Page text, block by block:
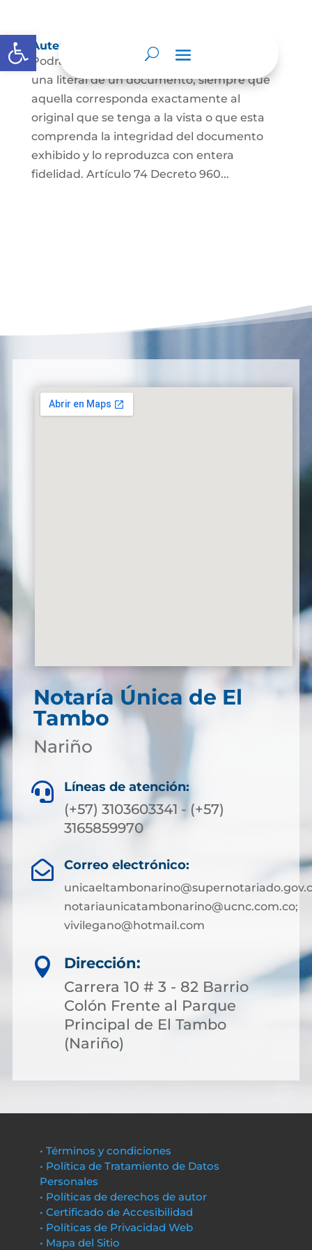
Abrir barra de herramientas
Autenticación de Copias
Podrá autenticarse una copia mecánica o
una literal de un documento, siempre que
aquella corresponda exactamente al
original que se tenga a la vista o que esta
comprenda la integridad del documento
exhibido y lo reproduzca con entera
fidelidad. Artículo 74 Decreto 960...
Notaría Única de El
Tambo
Nariño
 Líneas de atención:
(+57) 3103603341 - (+57)
3165859970
 Correo electrónico:
notariaunicatambonarino@ucnc.com.co;
vivilegano@hotmail.com

Dirección:
Carrera 10 # 3 - 82 Barrio
Colón Frente al Parque
Principal de El Tambo
(Nariño)
• Términos y condiciones
• Política de Tratamiento de Datos
Personales
• Políticas de derechos de autor
• Certificado de Accesibilidad
• Políticas de Privacidad Web
• Mapa del Sitio